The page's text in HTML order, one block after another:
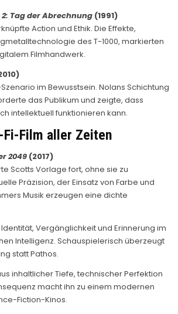
Tag der Abrechnung (1991)
Action und Ethik. Die Effekte,
des T-1000, markierten
Filmhandwerk.
im Bewusstsein. Nolans Schichtung
das Publikum und zeigte, dass
intellektuell funktionieren kann.
Film aller Zeiten
2049 (2017)
Scotts Vorlage fort, ohne sie zu
Präzision, der Einsatz von Farbe und
Musik erzeugen eine dichte
Vergänglichkeit und Erinnerung im
Intelligenz. Schauspielerisch überzeugt
statt Pathos.
inhaltlicher Tiefe, technischer Perfektion
macht ihn zu einem modernen
Fiction-Kinos.